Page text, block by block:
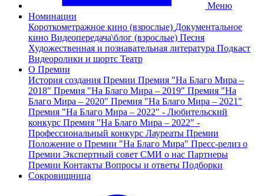
Меню
Номинации
Короткометражное кино (взрослые) Документальное
кино Видеопередача\блог (взрослые) Песня
Художественная и познавательная литература Подкаст
Видеоролики и шортс Театр
О Премии
История создания Премии Премия "На Благо Мира –
2018" Премия "На Благо Мира – 2019" Премия "На
Благо Мира – 2020" Премия "На Благо Мира – 2021"
Премия "На Благо Мира – 2022" - Любительский
конкурс Премия "На Благо Мира – 2022" -
Профессиональный конкурс Лауреаты Премии
Положение о Премии "На Благо Мира" Пресс-релиз о
Премии Экспертный совет СМИ о нас Партнеры
Премии Контакты Вопросы и ответы Подборки
Сокровищница